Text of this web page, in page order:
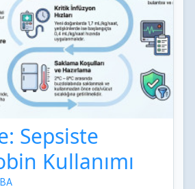
Sepsiste
Kullanımı